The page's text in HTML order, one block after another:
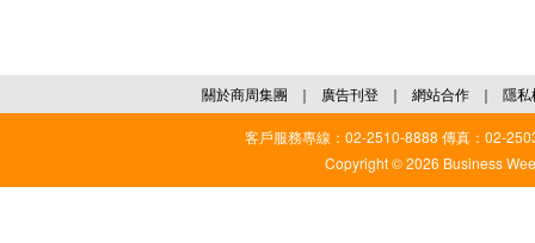
關於商周集團 ｜ 廣告刊登 ｜ 網站合作 ｜ 隱私
客戶服務專線：02-2510-8888 傳真：02-
Copyright © 2026 Business